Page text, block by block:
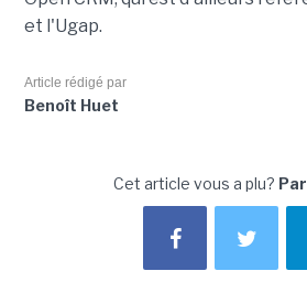
et l'Ugap.
Article rédigé par
Benoît Huet
Cet article vous a plu?